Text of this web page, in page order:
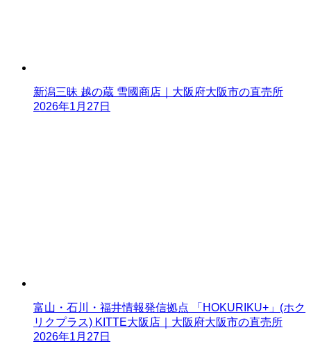
新潟三昧 越の蔵 雪國商店｜大阪府大阪市の直売所
2026年1月27日
富山・石川・福井情報発信拠点 「HOKURIKU+」(ホク
リクプラス) KITTE大阪店｜大阪府大阪市の直売所
2026年1月27日